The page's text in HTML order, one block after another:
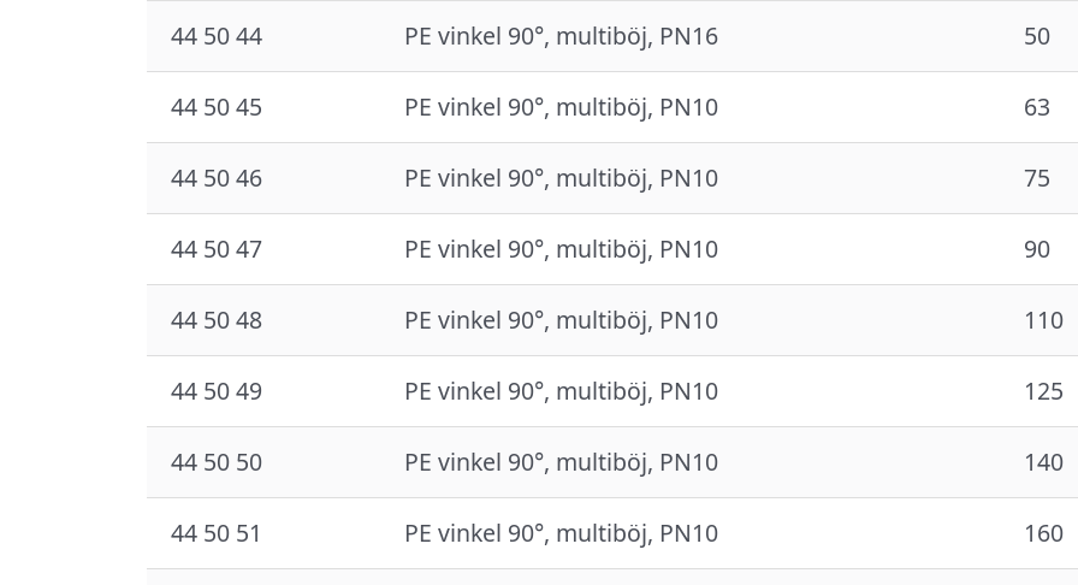
44 50 44 PE vinkel 90°, multiböj, PN16 50
44 50 45 PE vinkel 90°, multiböj, PN10 63
44 50 46 PE vinkel 90°, multiböj, PN10 75
44 50 47 PE vinkel 90°, multiböj, PN10 90
44 50 48 PE vinkel 90°, multiböj, PN10 110
44 50 49 PE vinkel 90°, multiböj, PN10 125
44 50 50 PE vinkel 90°, multiböj, PN10 140
44 50 51 PE vinkel 90°, multiböj, PN10 160